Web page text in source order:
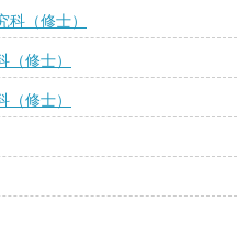
科（修士）
（修士）
（修士）